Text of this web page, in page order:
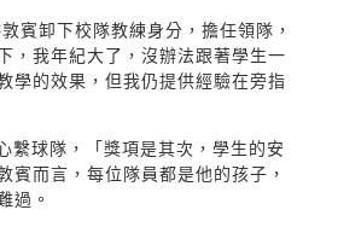
賓卸下校隊教練身分，擔任領隊，
，我年紀大了，沒辦法跟著學生一
學的效果，但我仍提供經驗在旁指
繫球隊，「獎項是其次，學生的安
賓而言，每位隊員都是他的孩子，
過。